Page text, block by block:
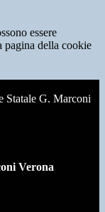
essere
pagina della cookie
Statale G. Marconi
Verona